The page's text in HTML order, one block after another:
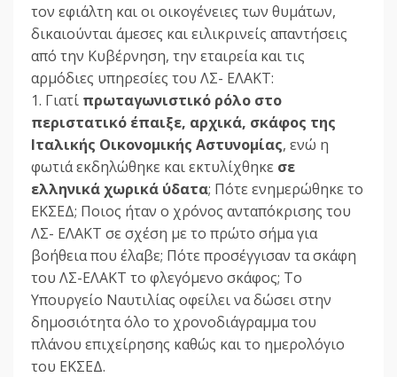
τον εφιάλτη και οι οικογένειες των θυμάτων,
δικαιούνται άμεσες και ειλικρινείς απαντήσεις
από την Κυβέρνηση, την εταιρεία και τις
αρμόδιες υπηρεσίες του ΛΣ- ΕΛΑΚΤ:
1. Γιατί πρωταγωνιστικό ρόλο στο
περιστατικό έπαιξε, αρχικά, σκάφος της
Ιταλικής Οικονομικής Αστυνομίας, ενώ η
φωτιά εκδηλώθηκε και εκτυλίχθηκε σε
ελληνικά χωρικά ύδατα; Πότε ενημερώθηκε το
ΕΚΣΕΔ; Ποιος ήταν ο χρόνος ανταπόκρισης του
ΛΣ- ΕΛΑΚΤ σε σχέση με το πρώτο σήμα για
βοήθεια που έλαβε; Πότε προσέγγισαν τα σκάφη
του ΛΣ-ΕΛΑΚΤ το φλεγόμενο σκάφος; Το
Υπουργείο Ναυτιλίας οφείλει να δώσει στην
δημοσιότητα όλο το χρονοδιάγραμμα του
πλάνου επιχείρησης καθώς και το ημερολόγιο
του ΕΚΣΕΔ.